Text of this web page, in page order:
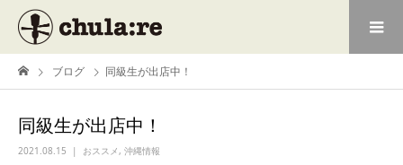
ブログ 同級生が出店中！
同級生が出店中！
2021.08.15 おススメ, 沖縄情報